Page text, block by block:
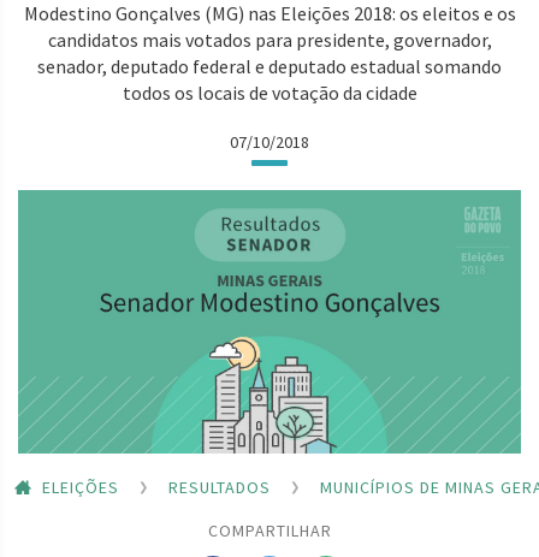
Modestino Gonçalves (MG) nas Eleições 2018: os eleitos e os
candidatos mais votados para presidente, governador,
senador, deputado federal e deputado estadual somando
todos os locais de votação da cidade
07/10/2018
ELEIÇÕES RESULTADOS
MUNICÍPIOS DE MINAS
COMPARTILHAR